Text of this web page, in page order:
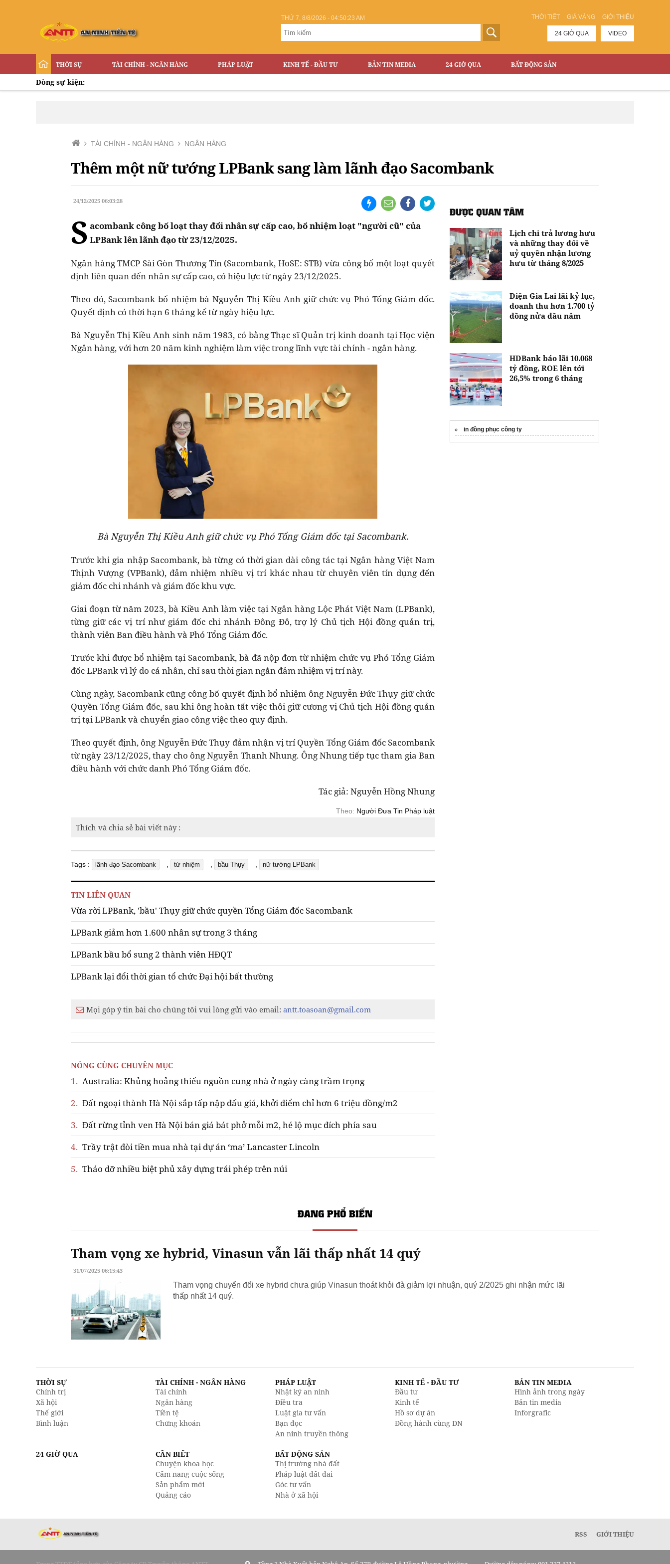
THỜI TIẾT GIÁ VÀNG GIỚI THIỆU
THỨ 7, 8/8/2026 - 04:50:24 AM
24 GIỜ QUA VIDEO
THỜI SỰ TÀI CHÍNH - NGÂN HÀNG PHÁP LUẬT KINH TẾ - ĐẦU TƯ BẢN TIN MEDIA 24 GIỜ QUA BẤT ĐỘNG SẢN
Dòng sự kiện:
TÀI CHÍNH - NGÂN HÀNG NGÂN HÀNG
Thêm một nữ tướng LPBank sang làm lãnh đạo Sacombank
24/12/2025 06:03:28
S acombank công bố loạt thay đổi nhân sự cấp cao, bổ nhiệm loạt "người cũ" của
LPBank lên lãnh đạo từ 23/12/2025.
Ngân hàng TMCP Sài Gòn Thương Tín (Sacombank, HoSE: STB) vừa công bố một loạt quyết
định liên quan đến nhân sự cấp cao, có hiệu lực từ ngày 23/12/2025.
Theo đó, Sacombank bổ nhiệm bà Nguyễn Thị Kiều Anh giữ chức vụ Phó Tổng Giám đốc.
Quyết định có thời hạn 6 tháng kể từ ngày hiệu lực.
Bà Nguyễn Thị Kiều Anh sinh năm 1983, có bằng Thạc sĩ Quản trị kinh doanh tại Học viện
Ngân hàng, với hơn 20 năm kinh nghiệm làm việc trong lĩnh vực tài chính - ngân hàng.
Bà Nguyễn Thị Kiều Anh giữ chức vụ Phó Tổng Giám đốc tại Sacombank.
Trước khi gia nhập Sacombank, bà từng có thời gian dài công tác tại Ngân hàng Việt Nam
Thịnh Vượng (VPBank), đảm nhiệm nhiều vị trí khác nhau từ chuyên viên tín dụng đến
giám đốc chi nhánh và giám đốc khu vực.
Giai đoạn từ năm 2023, bà Kiều Anh làm việc tại Ngân hàng Lộc Phát Việt Nam (LPBank),
từng giữ các vị trí như giám đốc chi nhánh Đông Đô, trợ lý Chủ tịch Hội đồng quản trị,
thành viên Ban điều hành và Phó Tổng Giám đốc.
Trước khi được bổ nhiệm tại Sacombank, bà đã nộp đơn từ nhiệm chức vụ Phó Tổng Giám
đốc LPBank vì lý do cá nhân, chỉ sau thời gian ngắn đảm nhiệm vị trí này.
Cùng ngày, Sacombank cũng công bố quyết định bổ nhiệm ông Nguyễn Đức Thụy giữ chức
Quyền Tổng Giám đốc, sau khi ông hoàn tất việc thôi giữ cương vị Chủ tịch Hội đồng quản
trị tại LPBank và chuyển giao công việc theo quy định.
Theo quyết định, ông Nguyễn Đức Thụy đảm nhận vị trí Quyền Tổng Giám đốc Sacombank
từ ngày 23/12/2025, thay cho ông Nguyễn Thanh Nhung. Ông Nhung tiếp tục tham gia Ban
điều hành với chức danh Phó Tổng Giám đốc.
Tác giả: Nguyễn Hồng Nhung
Theo: Người Đưa Tin Pháp luật
Thích và chia sẻ bài viết này :
Tags : lãnh đạo Sacombank từ nhiệm bầu Thụy nữ tướng LPBank
TIN LIÊN QUAN
Vừa rời LPBank, 'bầu' Thụy giữ chức quyền Tổng Giám đốc Sacombank
LPBank giảm hơn 1.600 nhân sự trong 3 tháng
LPBank bầu bổ sung 2 thành viên HĐQT
LPBank lại đổi thời gian tổ chức Đại hội bất thường
Mọi góp ý tin bài cho chúng tôi vui lòng gửi vào email: antt.toasoan@gmail.com
NÓNG CÙNG CHUYÊN MỤC
1. Australia: Khủng hoảng thiếu nguồn cung nhà ở ngày càng trầm trọng
2. Đất ngoại thành Hà Nội sắp tấp nập đấu giá, khởi điểm chỉ hơn 6 triệu đồng/m2
3. Đất rừng tỉnh ven Hà Nội bán giá bát phở mỗi m2, hé lộ mục đích phía sau
4. Trầy trật đòi tiền mua nhà tại dự án ‘ma’ Lancaster Lincoln
5. Tháo dỡ nhiều biệt phủ xây dựng trái phép trên núi
ĐƯỢC QUAN TÂM
Lịch chi trả lương hưu
và những thay đổi về
uỷ quyền nhận lương
hưu từ tháng 8/2025
Điện Gia Lai lãi kỷ lục,
doanh thu hơn 1.700 tỷ
đồng nửa đầu năm
HDBank báo lãi 10.068
tỷ đồng, ROE lên tới
26,5% trong 6 tháng
in đồng phục công ty
ĐANG PHỔ BIẾN
Tham vọng xe hybrid, Vinasun vẫn lãi thấp nhất 14 quý
31/07/2025 06:15:43
Tham vọng chuyển đổi xe hybrid chưa giúp Vinasun thoát khỏi đà giảm lợi nhuận, quý 2/2025 ghi nhận mức lãi
thấp nhất 14 quý.
THỜI SỰ
Chính trị
Xã hội
Thế giới
Bình luận
TÀI CHÍNH - NGÂN HÀNG
Tài chính
Ngân hàng
Tiền tệ
Chứng khoán
PHÁP LUẬT
Nhật ký an ninh
Điều tra
Luật gia tư vấn
Bạn đọc
An ninh truyền thông
KINH TẾ - ĐẦU TƯ
Đầu tư
Kinh tế
Hồ sơ dự án
Đồng hành cùng DN
BẢN TIN MEDIA
Hình ảnh trong ngày
Bản tin media
Inforgrafic
24 GIỜ QUA
CẦN BIẾT
Chuyện khoa học
Cẩm nang cuộc sống
Sản phẩm mới
Quảng cáo
BẤT ĐỘNG SẢN
Thị trường nhà đất
Pháp luật đất đai
Góc tư vấn
Nhà ở xã hội
RSS GIỚI THIỆU